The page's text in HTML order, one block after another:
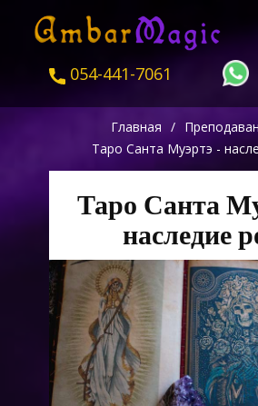
054-441-7061
Главная /
Таро Санта Муэртэ -
Таро Санта
наследие